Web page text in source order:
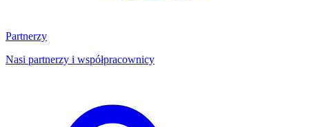
Partnerzy
Nasi partnerzy i współpracownicy